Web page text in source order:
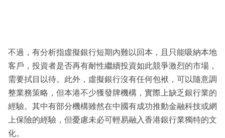
不過，有分析指虛擬銀行短期內難以回本，且只能吸納本地
客戶，投資者是否再有耐性繼續投資如此競爭激烈的市場，
需要拭目以待。此外，虛擬銀行沒有任何包袱，可以隨意調
整業務策略，但本港不少獲發牌機構，實際上缺乏銀行業的
經驗。其中有部分機構雖然在中國有成功推動金融科技或網
上保險的經驗，但憂慮未必可輕易融入香港銀行業獨特的文
化。